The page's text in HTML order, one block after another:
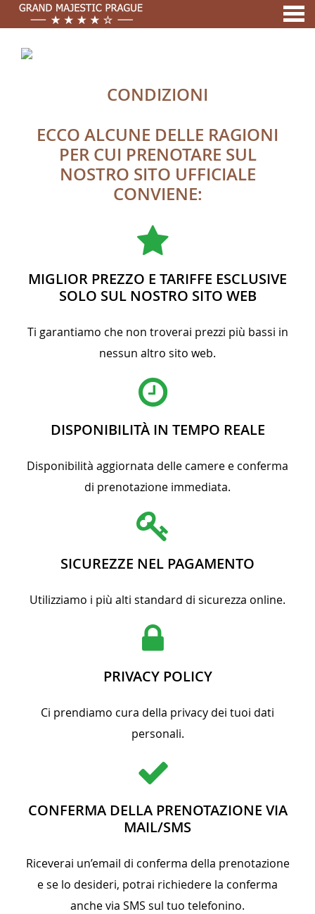
CONDIZIONI
CONDIZIONI
ECCO ALCUNE DELLE RAGIONI
PER CUI PRENOTARE SUL
NOSTRO SITO UFFICIALE
CONVIENE:
MIGLIOR PREZZO E TARIFFE ESCLUSIVE
SOLO SUL NOSTRO SITO WEB
Ti garantiamo che non troverai prezzi più bassi in
nessun altro sito web.
DISPONIBILITÀ IN TEMPO REALE
Disponibilità aggiornata delle camere e conferma
di prenotazione immediata.
SICUREZZE NEL PAGAMENTO
Utilizziamo i più alti standard di sicurezza online.
PRIVACY POLICY
Ci prendiamo cura della privacy dei tuoi dati
personali.
CONFERMA DELLA PRENOTAZIONE VIA
MAIL/SMS
Riceverai un’email di conferma della prenotazione
e se lo desideri, potrai richiedere la conferma
anche via SMS sul tuo telefonino.